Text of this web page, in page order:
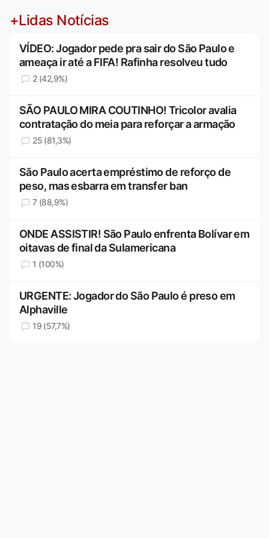
+Lidas Notícias
VÍDEO: Jogador pede pra sair do São Paulo e
ameaça ir até a FIFA! Rafinha resolveu tudo
2 (42,9%)
SÃO PAULO MIRA COUTINHO! Tricolor avalia
contratação do meia para reforçar a armação
25 (81,3%)
São Paulo acerta empréstimo de reforço de
peso, mas esbarra em transfer ban
7 (88,9%)
ONDE ASSISTIR! São Paulo enfrenta Bolívar em
oitavas de final da Sulamericana
1 (100%)
URGENTE: Jogador do São Paulo é preso em
Alphaville
19 (57,7%)